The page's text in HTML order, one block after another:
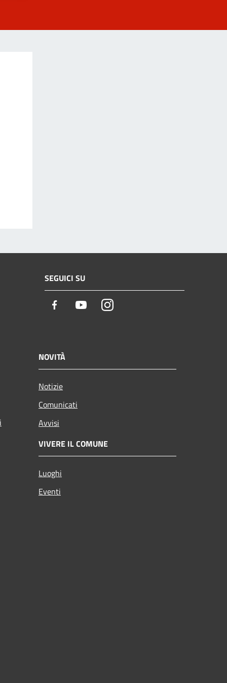
SEGUICI SU
Facebook YoutubeInstagram
NOVITÀ
Notizie
Comunicati
Avvisi
VIVERE IL COMUNE
Luoghi
Eventi